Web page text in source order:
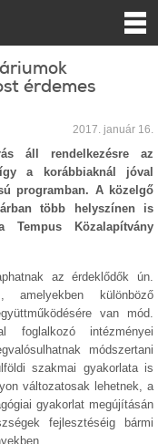
érdemes
2017. január 16.
áll rendelkezésre az
a korábbiaknál jóval
programban. A közelgő
több helyszínen is
Tempus Közalapítvány
az érdeklődők ún.
amelyekben különböző
van mód.
foglalkozó intézményei
módszertani
szakmai gyakorlata is
változatosak lehetnek, a
gyakorlat megújításán
fejlesztéséig bármi